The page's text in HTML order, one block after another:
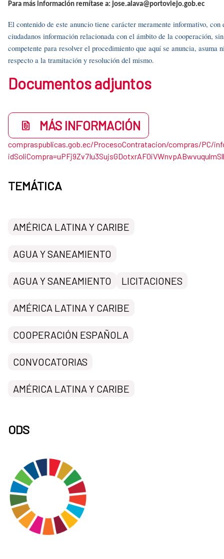
Para más información remítase a: jose.alava@portoviejo.gob.ec
El contenido de este anuncio tiene carácter meramente informativo,
ciudadanos información relacionada con el ámbito de la cooperación,
competente para resolver el procedimiento que aquí se anuncia, asuma
respecto a la tramitación y resolución del mismo.
Documentos adjuntos
MÁS INFORMACIÓN
compraspublicas.gob.ec/ProcesoContratacion/compras/PC/
TEMÁTICA
AMÉRICA LATINA Y CARIBE
AGUA Y SANEAMIENTO
AGUA Y SANEAMIENTO LICITACIONES
AMÉRICA LATINA Y CARIBE
COOPERACIÓN ESPAÑOLA
CONVOCATORIAS
AMÉRICA LATINA Y CARIBE
ODS